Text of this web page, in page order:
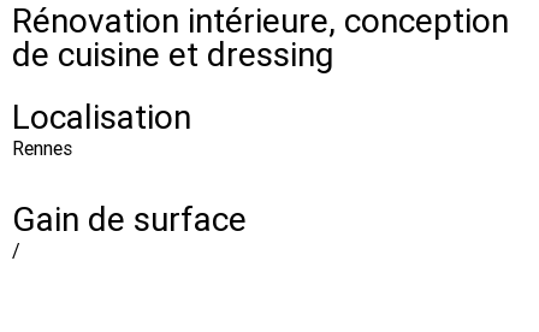
Rénovation intérieure, conception
de cuisine et dressing
Localisation
Rennes
Gain de surface
/